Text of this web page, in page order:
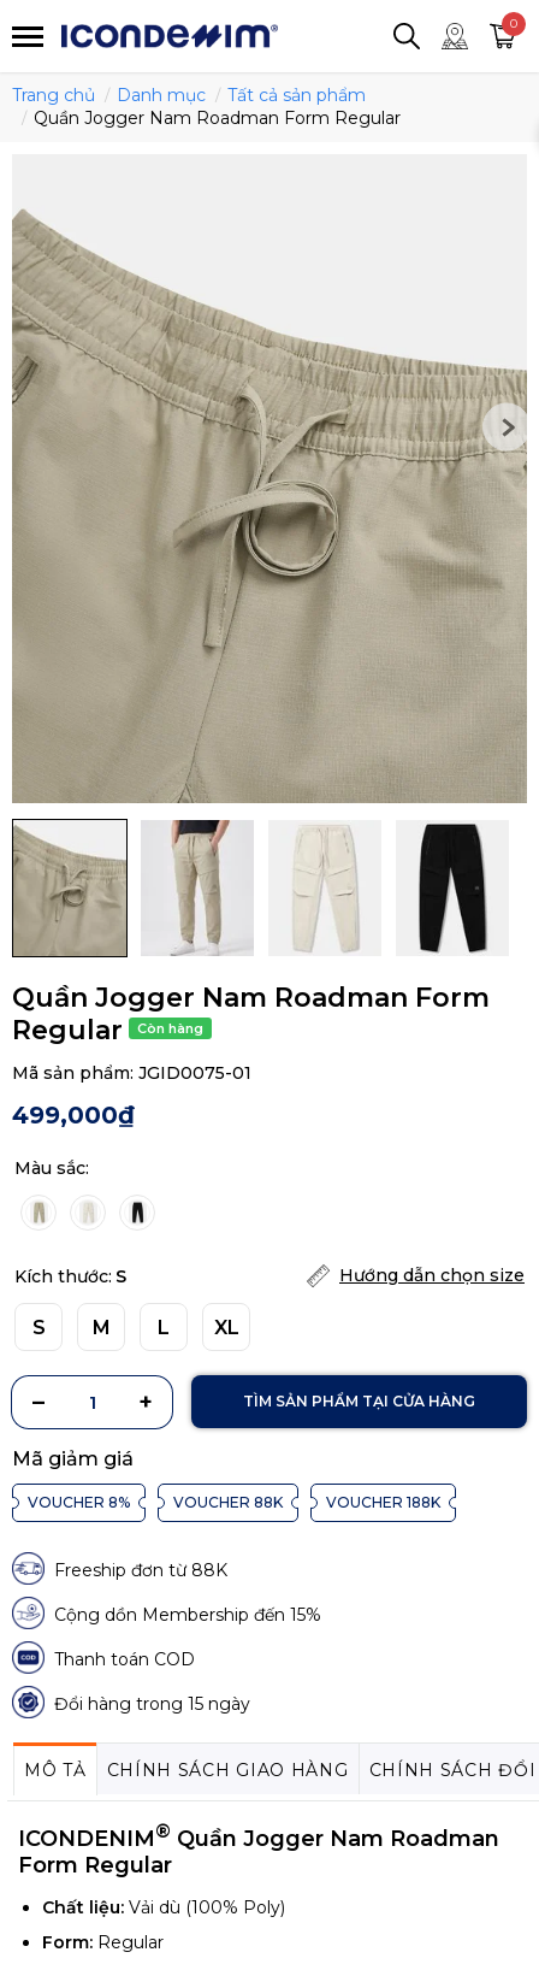
0
Trang chủ Danh mục
Tất cả sản phẩm
Quần Jogger Nam Roadman Form Regular
Quần Jogger Nam Roadman Form
Regular
Mã sản phẩm: JGID0075-01
499,000₫
Mã giảm giá
VOUCHER 8% VOUCHER 88K VOUCHER 188K
Màu sắc:
Kích thước: S Hướng dẫn chọn size
S M L XL
TÌM SẢN PHẨM TẠI CỬA HÀNG
Freeship đơn từ 88K
Cộng dồn Membership đến 15%
Thanh toán COD
Đổi hàng trong 15 ngày
MÔ TẢ CHÍNH SÁCH GIAO HÀNG CHÍNH SÁCH
ICONDENIM® Quần Jogger Nam Roadman
Form Regular
Chất liệu: Vải dù (100% Poly)
Form: Regular